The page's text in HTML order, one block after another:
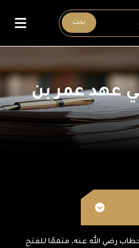
بحث
عهد عمر بن
رضي الله عنه، متممًا للفتح